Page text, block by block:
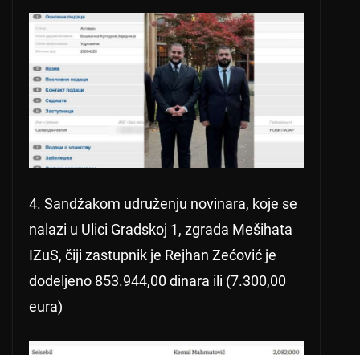
4. Sandžakom udruženju novinara, koje se
nalazi u Ulici Gradskoj 1, zgrada Mešihata
IZuS, čiji zastupnik je Rejhan Zećović je
dodeljeno 853.944,00 dinara ili (7.300,00
eura)